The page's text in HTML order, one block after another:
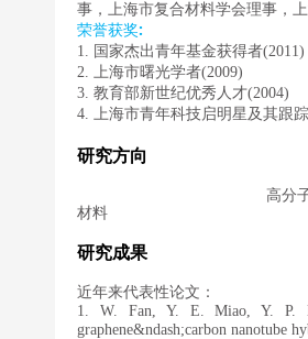
事，上海市复合材料学会理事，
荣誉获奖:
1. 国家杰出青年基金获得者(2011)
2. 上海市曙光学者(2009)
3. 教育部新世纪优秀人才(2004)
4. 上海市青年科技启明星及其跟
研究方向
高分子纳米复合材料、
材料
研究成果
近年来代表性论文：
1. W. Fan, Y. E. Miao, Y. P.
graphene&ndash;carbon nanotube